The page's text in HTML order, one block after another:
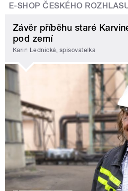
E-SHOP ČESKÉHO
Závěr příběhu staré
pod zemí
Karin Lednická, spisovatelka